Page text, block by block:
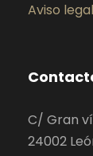
Aviso legal
C/ Gran
24002